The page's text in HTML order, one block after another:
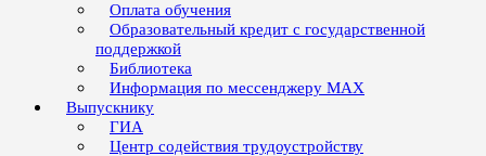
Оплата обучения
Образовательный кредит с государственной
поддержкой
Библиотека
Информация по мессенджеру MAX
Выпускнику
ГИА
Центр содействия трудоустройству